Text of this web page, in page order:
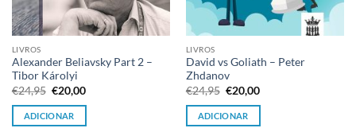
LIVROS
Alexander Beliavsky Part 2 –
Tibor Károlyi
€24,95 O
preço
original
era:
€20,00O
atual
ADICIONAR
LIVROS
David vs Goliath – Peter
Zhdanov
€24,95 O
preço
original
era:
€20,00O
atual
ADICIONAR